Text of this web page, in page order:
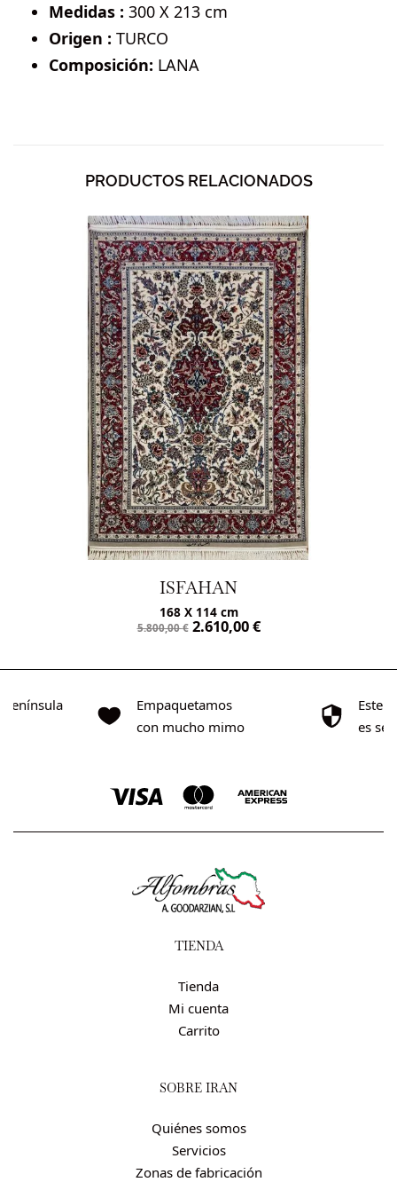
Medidas : 300 X 213 cm
Origen : TURCO
Composición: LANA
PRODUCTOS RELACIONADOS
ISFAHAN
168 X 114 cm
5.800,00€ 2.610,00€
Empaquetamos
con mucho mimo
Este
es
TIENDA
Tienda
Mi cuenta
Carrito
SOBRE IRÁN
Quiénes somos
Servicios
Zonas de fabricación